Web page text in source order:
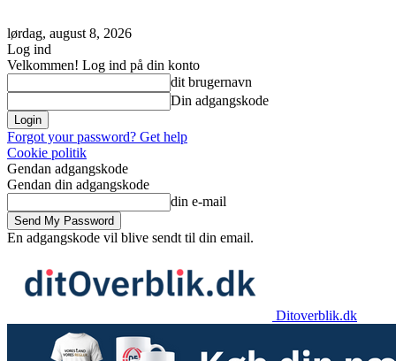
lørdag, august 8, 2026
Log ind
Velkommen! Log ind på din konto
dit brugernavn
Din adgangskode
Forgot your password? Get help
Cookie politik
Gendan adgangskode
Gendan din adgangskode
din e-mail
En adgangskode vil blive sendt til din email.
Ditoverblik.dk